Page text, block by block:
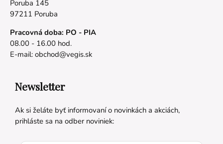
Poruba 145
97211 Poruba
Pracovná doba: PO - PIA
08.00 - 16.00 hod.
E-mail: obchod@vegis.sk
Newsletter
Ak si želáte byť informovaní o novinkách a akciách,
prihláste sa na odber noviniek: